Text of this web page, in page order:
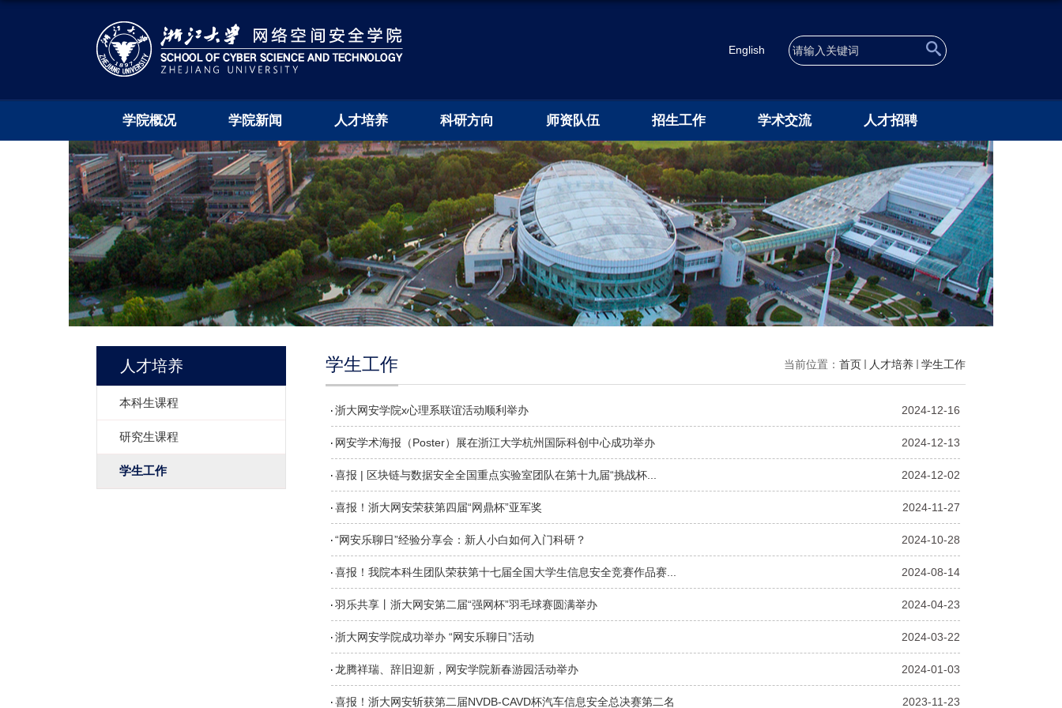
English
学院概况 学院新闻 人才培养 科研方向 师资队伍 招生工作 学术交流 人才招聘
人才培养
本科生课程
研究生课程
学生工作
当前位置： 首页 人才培养 学生工作
学生工作
浙大网安学院x心理系联谊活动顺利举办 2024-12-16
网安学术海报（Poster）展在浙江大学杭州国际科创中心成功举办 2024-12-13
喜报 | 区块链与数据安全全国重点实验室团队在第十九届“挑战杯... 2024-12-02
喜报！浙大网安荣获第四届“网鼎杯”亚军奖 2024-11-27
“网安乐聊日”经验分享会：新人小白如何入门科研？ 2024-10-28
喜报！我院本科生团队荣获第十七届全国大学生信息安全竞赛作品赛... 2024-08-14
羽乐共享丨浙大网安第二届“强网杯”羽毛球赛圆满举办 2024-04-23
浙大网安学院成功举办 “网安乐聊日”活动 2024-03-22
龙腾祥瑞、辞旧迎新，网安学院新春游园活动举办 2024-01-03
喜报！浙大网安斩获第二届NVDB-CAVD杯汽车信息安全总决赛第二名 2023-11-23